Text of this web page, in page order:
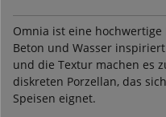
Omnia ist eine hochwertige
Beton und Wasser
und die Textur machen es
diskreten Porzellan, das
Speisen eignet.